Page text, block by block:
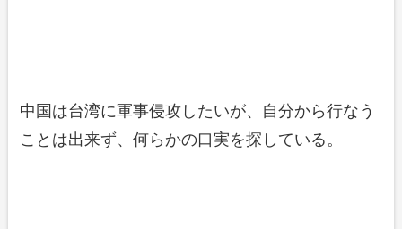
中国は台湾に軍事侵攻したいが、自分から行なう
ことは出来ず、何らかの口実を探している。